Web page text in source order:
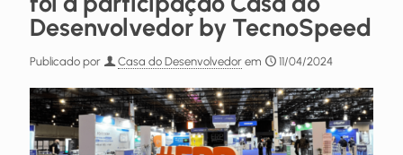
Desenvolvedor by TecnoSpeed
Publicado por Casa do Desenvolvedor em 11/04/2024